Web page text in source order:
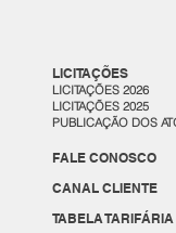
LICITAÇÕES
LICITAÇÕES 2026
LICITAÇÕES 2025
PUBLICAÇÃO DOS
FALE CONOSCO
CANAL CLIENTE
TABELA TARIFÁRIA